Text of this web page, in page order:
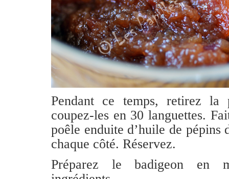
Pendant ce temps, retirez la
coupez-les en 30 languettes.
poêle enduite d’huile de pépins
chaque côté. Réservez.
Préparez le badigeon en